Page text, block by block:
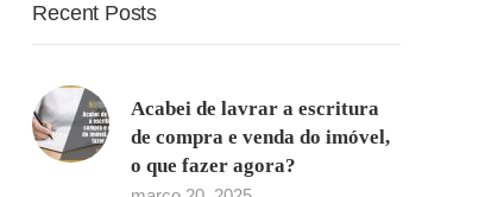
Recent Posts
Acabei de lavrar a escritura
de compra e venda do imóvel,
o que fazer agora?